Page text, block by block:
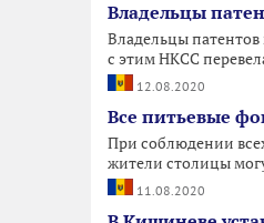
Владельцы
Владельцы патентов
с этим НКСС
12.08.2020
Все питьевые
При соблюдении
жители столицы
11.08.2020